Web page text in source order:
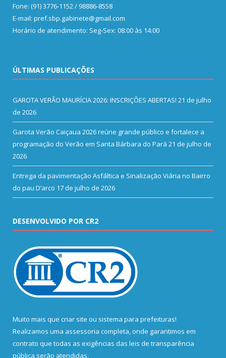
Fone: (91) 3776-1152 / 98886-8558
E-mail: pref.sbp.gabinete@gmail.com
Horário de atendimento: Seg-Sex: 08:00 às 14:00
ÚLTIMAS PUBLICAÇÕES
GAROTA VERÃO MAURÍCIA 2026: INSCRIÇÕES ABERTAS! 21 de julho
de 2026
Garota Verão Caiçaua 2026 reúne grande público e fortalece a
programação do Verão em Santa Bárbara do Pará 21 de julho de
2026
Entrega da pavimentação Asfáltica e Sinalização Viária no Bairro
do pau D’arco 17 de julho de 2026
DESENVOLVIDO POR CR2
Muito mais que criar site ou sistema para prefeituras!
Realizamos uma assessoria completa, onde garantimos em
contrato que todas as exigências das leis de transparência
pública serão atendidas.